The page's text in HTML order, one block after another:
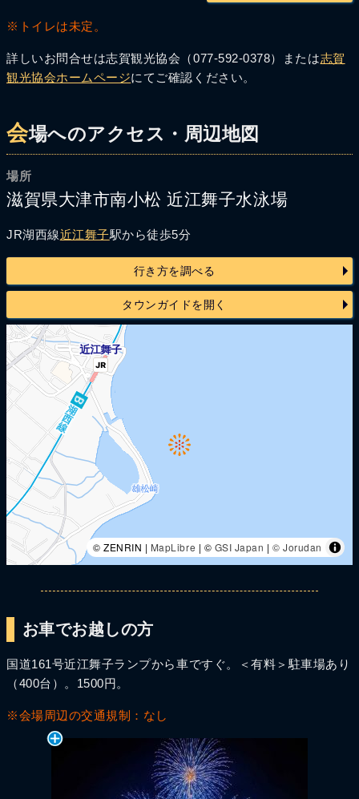
※トイレは未定。
詳しいお問合せは志賀観光協会（077-592-0378）または志賀
観光協会ホームページにてご確認ください。
会場へのアクセス・周辺地図
場所
滋賀県大津市南小松 近江舞子水泳場
JR湖西線近江舞子駅から徒歩5分
行き方を調べる
タウンガイドを開く
© ZENRIN | MapLibre | © GSI Japan |© Jorudan
お車でお越しの方
国道161号近江舞子ランプから車ですぐ。＜有料＞駐車場あり
（400台）。1500円。
※会場周辺の交通規制：なし